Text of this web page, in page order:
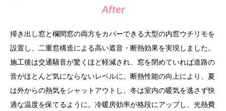
After
掃き出し窓と欄間窓の両方をカバーできる大型の内窓ウチリモを
設置し、二重窓構造による高い遮音・断熱効果を実現しました。
施工後は交通騒音が驚くほど軽減され、窓を閉めていれば道路の
音がほとんど気にならないレベルに。断熱性能の向上により、夏
は外からの熱気をシャットアウトし、冬は室内の暖気を逃さず快
適な温度を保てるように。冷暖房効率が格段にアップし、光熱費